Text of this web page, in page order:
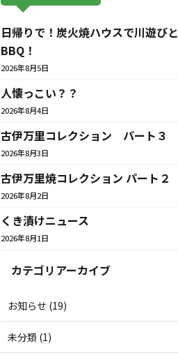
日帰りで！炭火焼ハウスで川遊びと
BBQ！
2026年8月5日
人懐っこい？？
2026年8月4日
古伊万里コレクション パート３
2026年8月3日
古伊万里焼コレクション パート２
2026年8月2日
くき漬けニュース
2026年8月1日
カテゴリアーカイブ
お知らせ (19)
未分類 (1)